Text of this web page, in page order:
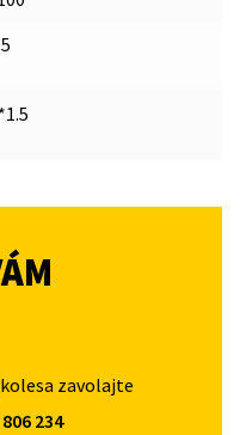
zavolajte
234